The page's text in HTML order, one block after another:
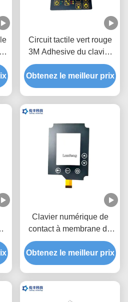
Circuit tactile vert rouge
3M Adhesive du clavier
numérique FPC de
contact à membrane de
LED
Obtenez le meilleur prix
Clavier numérique de
contact à membrane de
circuit de FPC, Matte
Membrane Keyboard
Switch
Obtenez le meilleur prix